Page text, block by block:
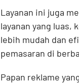
Layanan ini juga
layanan yang luas,
lebih mudah dan
pemasaran di
Papan reklame